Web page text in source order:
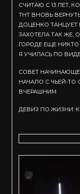
СЧИТАЮ С 13 ЛЕТ,
ТНТ ВНОВЬ
ДОЦЕНКО ТАНЦУЕТ
ЗАХОТЕЛА ТАК ЖЕ,
ГОРОДЕ ЕЩЕ
Я УЧИЛАСЬ ПО
СОВЕТ
НАЧАЛО С ЧЬЕЙ-ТО
ВЧЕРАШНИМ
ДЕВИЗ ПО ЖИЗНИ: